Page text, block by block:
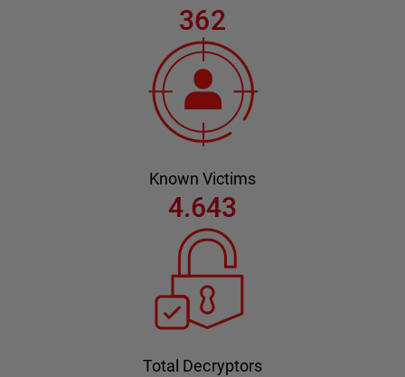
362
Known Victims
4.643
Total Decryptors